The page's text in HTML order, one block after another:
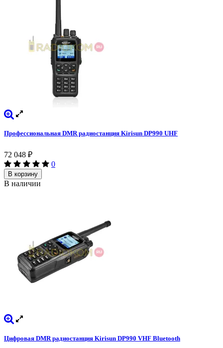
Профессиональная DMR радиостанция Kirisun DP990 UHF
72 048 ₽
0
В корзину
В наличии
Цифровая DMR радиостанция Kirisun DP990 VHF Bluetooth